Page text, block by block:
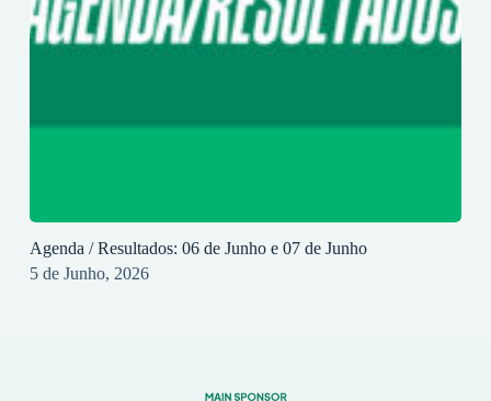
Agenda / Resultados: 06 de Junho e 07 de Junho
5 de Junho, 2026